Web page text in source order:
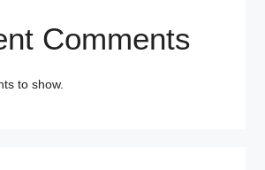
Comments
to show.